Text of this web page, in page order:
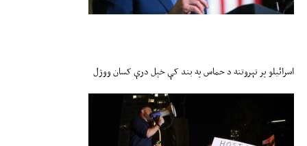
اسرائیلو پر تېروتنه د حماس په بند کې خپل درې کسان ووژل